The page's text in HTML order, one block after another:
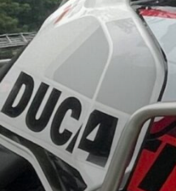
コ
ン
テ
ン
ツ
へ
ス
キ
ッ